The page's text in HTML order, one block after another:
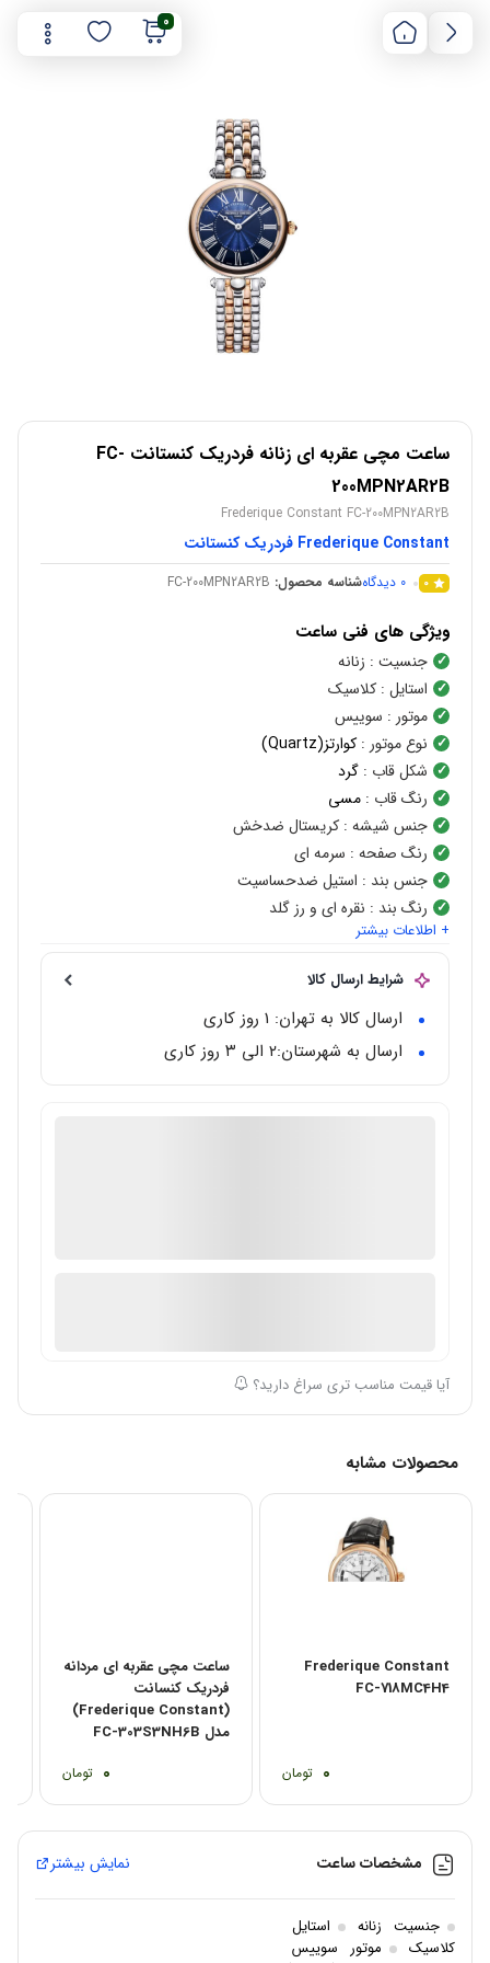
0
ساعت مچی عقربه ای زنانه فردریک کنستانت FC-
200MPN2AR2B
Frederique Constant FC-200MPN2AR2B
Frederique Constant فردریک کنستانت
0
0 دیدگاهشناسه محصول: FC-200MPN2AR2B
ویژگی های فنی ساعت
جنسیت : زنانه
استایل : کلاسیک
موتور : سوییس
نوع موتور : کوارتز(Quartz)
شکل قاب : گرد
رنگ قاب : مسی
جنس شیشه : کریستال ضدخش
رنگ صفحه : سرمه ای
جنس بند : استیل ضدحساسیت
رنگ بند : نقره ای و رز گلد
+ اطلاعات بیشتر
شرایط ارسال کالا
ارسال کالا به تهران: 1 روز کاری
ارسال به شهرستان:‌۲ الی ۳ روز کاری
آیا قیمت مناسب تری سراغ دارید؟
محصولات مشابه
Frederique Constant
FC-718MC4H4
0 تومان
ساعت مچی عقربه ای مردانه
فردریک کنسانت
(Frederique Constant)
مدل FC-303S3NH6B
0 تومان
مشخصات ساعت نمایش بیشتر
جنسیت زنانه
استایل
کلاسیک
موتور سوییس